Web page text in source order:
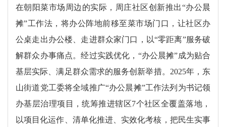
在朝阳菜市场周边的实际，周庄社区创新推出“办公晨
摊”工作法，将办公阵地前移至菜市场门口，让社区办
公桌走出办公楼、走进群众家门口，以“零距离”服务破
解群众办事痛点。经过实践优化，“办公晨摊”成为贴合
基层实际、满足群众需求的服务创新举措。2025年，东
山街道党工委将全域推广“办公晨摊”工作法列为书记领
办基层治理项目，统筹推进辖区7个社区全覆盖落地，
以项目化运作、清单化推进、实效化考核，把民生实事